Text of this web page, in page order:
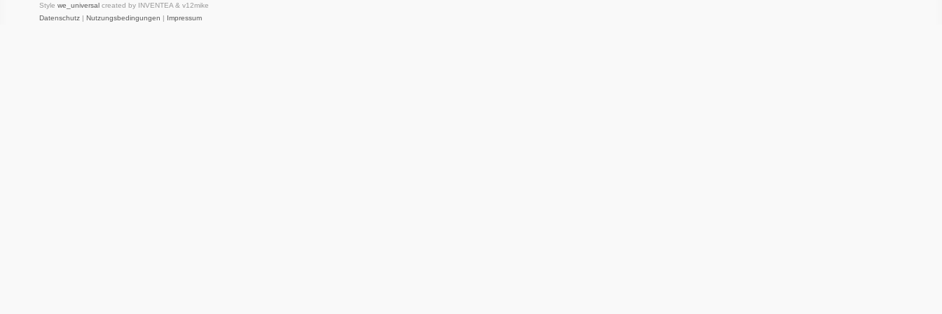
Style we_universalcreated by INVENTEA & v12mike
Datenschutz| Nutzungsbedingungen | Impressum